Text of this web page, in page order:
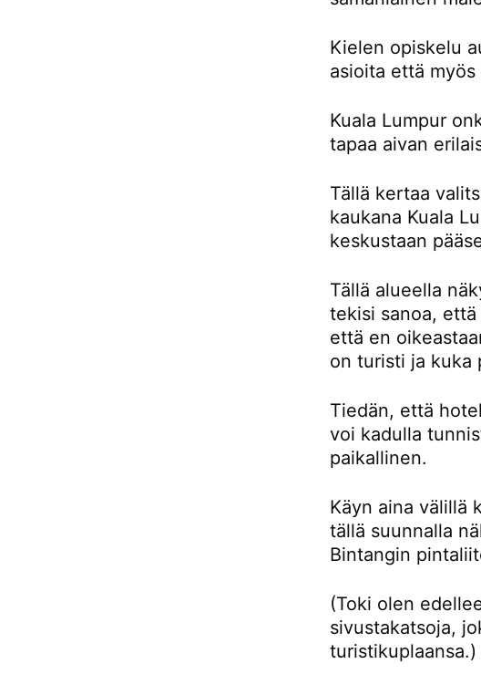
Kielen opiskelu
asioita että
Kuala Lumpur
tapaa aivan
Tällä kertaa
kaukana Kuala
keskustaan
Tällä alueella
tekisi sanoa,
että en
on turisti ja kuka
Tiedän, että
voi kadulla
paikallinen.
Käyn aina välillä
tällä suunnalla
Bintangin
(Toki olen
sivustakatsoja,
turistikuplaansa.)